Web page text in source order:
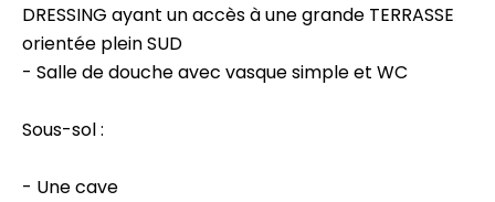
DRESSING ayant un accès à une grande TERRASSE
orientée plein SUD
- Salle de douche avec vasque simple et WC
Sous-sol :
- Une cave